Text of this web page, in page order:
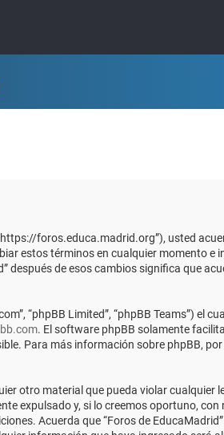
foros.educa.madrid.org”), usted
estos términos en cualquier momento e
después de esos cambios significa que
“phpBB Limited”, “phpBB Teams”) el
. El software phpBB solamente
Para más información sobre phpBB,
otro material que pueda violar cualquier
expulsado y, si lo creemos oportuno,
Acuerda que “Foros de